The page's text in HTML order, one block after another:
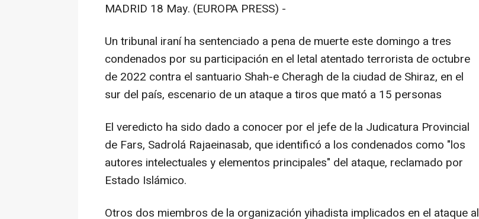
MADRID 18 May. (EUROPA PRESS) -
Un tribunal iraní ha sentenciado a pena de muerte este domingo a tres
condenados por su participación en el letal atentado terrorista de octubre
de 2022 contra el santuario Shah-e Cheragh de la ciudad de Shiraz, en el
sur del país, escenario de un ataque a tiros que mató a 15 personas
El veredicto ha sido dado a conocer por el jefe de la Judicatura Provincial
de Fars, Sadrolá Rajaeinasab, que identificó a los condenados como "los
autores intelectuales y elementos principales" del ataque, reclamado por
Estado Islámico.
Otros dos miembros de la organización yihadista implicados en el ataque al